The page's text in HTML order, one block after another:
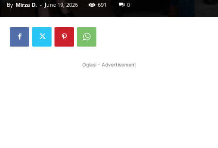
By Mirza D. - June 19, 2026 691 0
Oglasi - Advertisement